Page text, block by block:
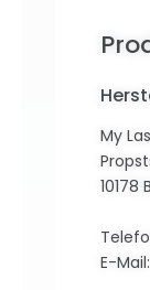
My
10178
E-Mail: